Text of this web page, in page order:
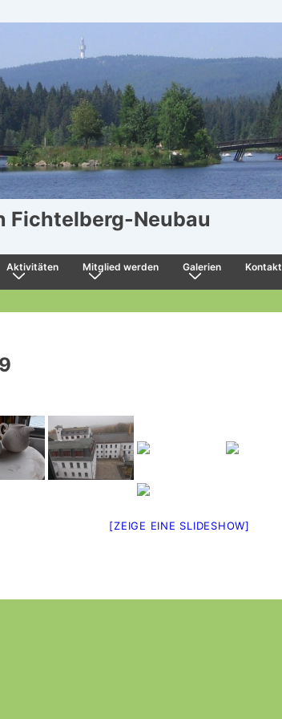
Fichtelberg-Neubau
Aktivitäten Mitglied werden Galerien Kontakt
[ZEIGE EINE SLIDESHOW]